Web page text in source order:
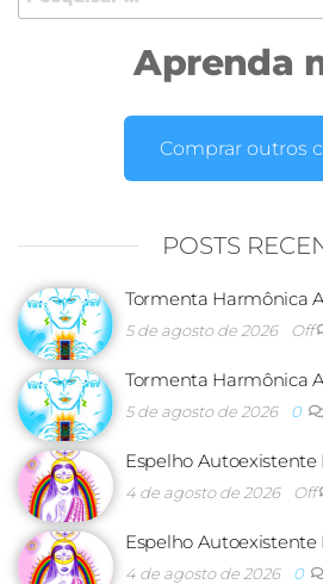
Aprenda
Comprar outros
POSTS
Tormenta Harmônica
5 de agosto de 2026 Off
Tormenta Harmônica
5 de agosto de 2026 0
Espelho Autoexistente
4 de agosto de 2026 Off
Espelho Autoexistente
4 de agosto de 2026 0